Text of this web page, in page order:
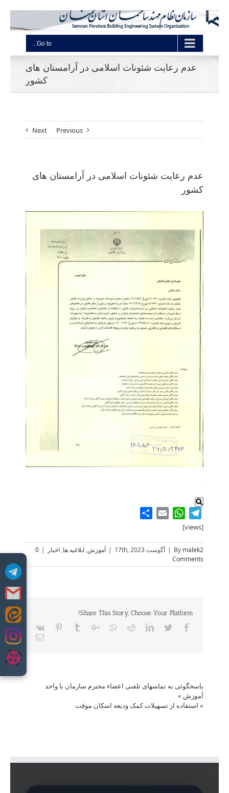
Skip
to
Go to...
عدم رعایت شئونات اسلامی در آرامستان های
کشور
Previous
Next
عدم رعایت شئونات اسلامی در آرامستان های
کشور
.
Telegram
WhatsApp
Email
[views]
By malek2
| آگوست 17th, 2023 | آموزش, ابلاغیه ها, اخبار |
0
Comments
Share This Story, Choose Your Platform!
Facebook
Twitter
LinkedIn
Reddit
Whatsapp
Google+
Tumblr
Pinterest
Vk
Email
پاسخگوئی به تماسهای تلفنی اعضاء محترم سازمان با واحد
آموزش »
« استفاده از تسهیلات کمک ودیعه اسکان موقت